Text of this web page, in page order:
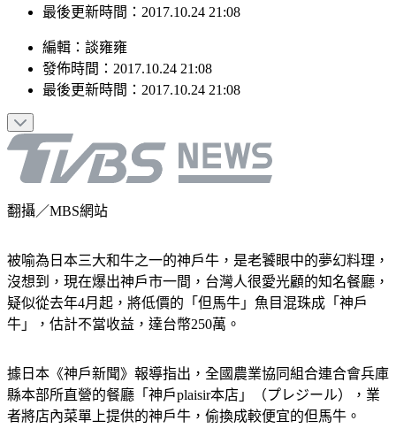
最後更新時間：2017.10.24 21:08
編輯 ： 談雍雍
發佈時間： 2017.10.24 21:08
最後更新時間： 2017.10.24 21:08
翻攝／MBS網站
被喻為日本三大和牛之一的神戶牛，是老饕眼中的夢幻料理，
沒想到，現在爆出神戶市一間，台灣人很愛光顧的知名餐廳，
疑似從去年4月起，將低價的「但馬牛」魚目混珠成「神戶
牛」，估計不當收益，達台幣250萬。
據日本《神戶新聞》報導指出，全國農業協同組合連合會兵庫
縣本部所直營的餐廳「神戶plaisir本店」（プレジール），業
者將店內菜單上提供的神戶牛，偷換成較便宜的但馬牛。